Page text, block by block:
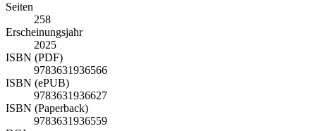
Seiten
258
Erscheinungsjahr
2025
ISBN (PDF)
9783631936566
ISBN (ePUB)
9783631936627
ISBN (Paperback)
9783631936559